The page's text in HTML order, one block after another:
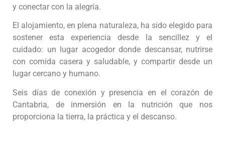
y conectar con la alegría.
El alojamiento, en plena naturaleza, ha sido elegido para
sostener esta experiencia desde la sencillez y el
cuidado: un lugar acogedor donde descansar, nutrirse
con comida casera y saludable, y compartir desde un
lugar cercano y humano.
Seis días de conexión y presencia en el corazón de
Cantabria, de inmersión en la nutrición que nos
proporciona la tierra, la práctica y el descanso.